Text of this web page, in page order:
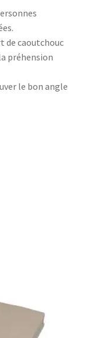
de caoutchouc
préhension
le bon angle